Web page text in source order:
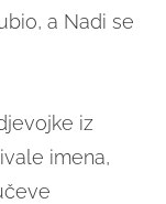
a Nadi se
iz
imena,